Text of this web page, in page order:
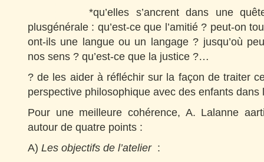
*qu’elles s’ancrent dans une quête
plusgénérale : qu’est-ce que l’amitié ? peut-on
ont-ils une langue ou un langage ? jusqu’où
nos sens ? qu’est-ce que la justice ?…
? de les aider à réfléchir sur la façon de traiter
perspective philosophique avec des enfants dans
Pour une meilleure cohérence, A. Lalanne
autour de quatre points :
A) Les objectifs de l’atelier :